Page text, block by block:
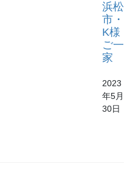
浜松
市・
K様
ご一
家
2023
年5月
30日